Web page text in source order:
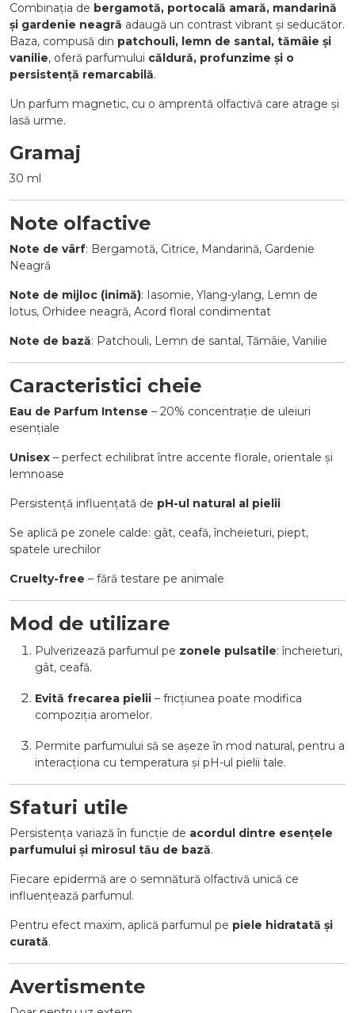
Combinația de bergamotă, portocală amară, mandarină
și gardenie neagră adaugă un contrast vibrant și seducător.
Baza, compusă din patchouli, lemn de santal, tămâie și
vanilie, oferă parfumului căldură, profunzime și o
persistență remarcabilă.
Un parfum magnetic, cu o amprentă olfactivă care atrage și
lasă urme.
Gramaj
30 ml
Note olfactive
Note de vârf: Bergamotă, Citrice, Mandarină, Gardenie
Neagră
Note de mijloc (inimă): Iasomie, Ylang-ylang, Lemn de
lotus, Orhidee neagră, Acord floral condimentat
Note de bază: Patchouli, Lemn de santal, Tămâie, Vanilie
Caracteristici cheie
Eau de Parfum Intense – 20% concentrație de uleiuri
esențiale
Unisex – perfect echilibrat între accente florale, orientale și
lemnoase
Persistență influențată de pH-ul natural al pielii
Se aplică pe zonele calde: gât, ceafă, încheieturi, piept,
spatele urechilor
Cruelty-free – fără testare pe animale
Mod de utilizare
Pulverizează parfumul pe zonele pulsatile: încheieturi,
gât, ceafă.
Evită frecarea pielii – fricțiunea poate modifica
compoziția aromelor.
Permite parfumului să se așeze în mod natural, pentru a
interacționa cu temperatura și pH-ul pielii tale.
Sfaturi utile
Persistența variază în funcție de acordul dintre esențele
parfumului și mirosul tău de bază.
Fiecare epidermă are o semnătură olfactivă unică ce
influențează parfumul.
Pentru efect maxim, aplică parfumul pe piele hidratată și
curată.
Avertismente